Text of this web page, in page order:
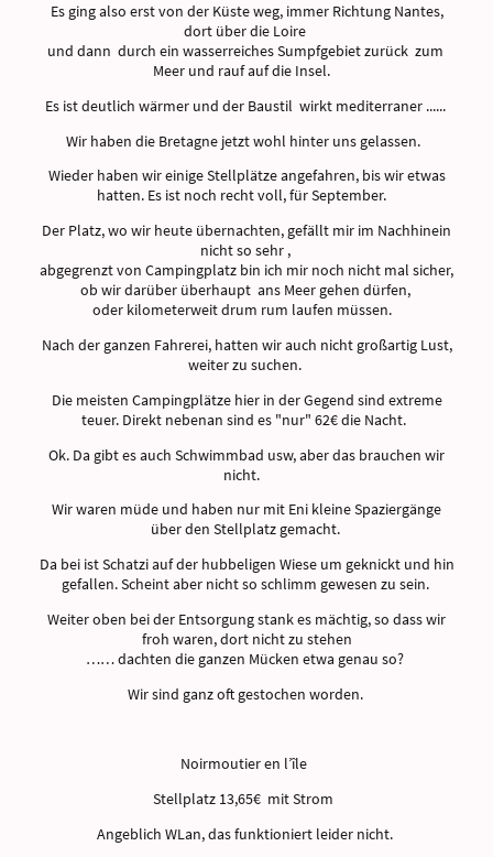
Es ging also erst von der Küste weg, immer Richtung Nantes,
dort über die Loire
und dann durch ein wasserreiches Sumpfgebiet zurück zum
Meer und rauf auf die Insel.
Es ist deutlich wärmer und der Baustil wirkt mediterraner ......
Wir haben die Bretagne jetzt wohl hinter uns gelassen.
Wieder haben wir einige Stellplätze angefahren, bis wir etwas
hatten. Es ist noch recht voll, für September.
Der Platz, wo wir heute übernachten, gefällt mir im Nachhinein
nicht so sehr ,
abgegrenzt von Campingplatz bin ich mir noch nicht mal sicher,
ob wir darüber überhaupt ans Meer gehen dürfen,
oder kilometerweit drum rum laufen müssen.
Nach der ganzen Fahrerei, hatten wir auch nicht großartig Lust,
weiter zu suchen.
Die meisten Campingplätze hier in der Gegend sind extreme
teuer. Direkt nebenan sind es "nur" 62€ die Nacht.
Ok. Da gibt es auch Schwimmbad usw, aber das brauchen wir
nicht.
Wir waren müde und haben nur mit Eni kleine Spaziergänge
über den Stellplatz gemacht.
Da bei ist Schatzi auf der hubbeligen Wiese um geknickt und hin
gefallen. Scheint aber nicht so schlimm gewesen zu sein.
Weiter oben bei der Entsorgung stank es mächtig, so dass wir
froh waren, dort nicht zu stehen
…… dachten die ganzen Mücken etwa genau so?
Wir sind ganz oft gestochen worden.
Noirmoutier en l’île
Stellplatz 13,65€ mit Strom
Angeblich WLan, das funktioniert leider nicht.